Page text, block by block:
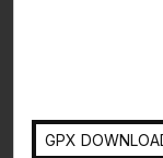
GPX